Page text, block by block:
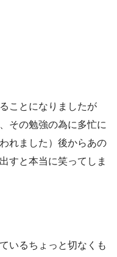
ことになりましたが
その勉強の為に多忙に
れました）後からあの
すと本当に笑ってしま
いるちょっと切なくも